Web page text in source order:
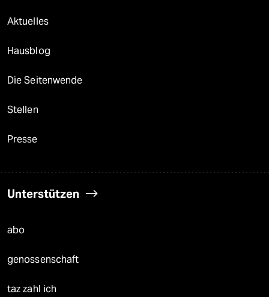
Aktuelles
Hausblog
Die Seitenwende
Stellen
Presse
Unterstützen
abo
genossenschaft
taz zahl ich